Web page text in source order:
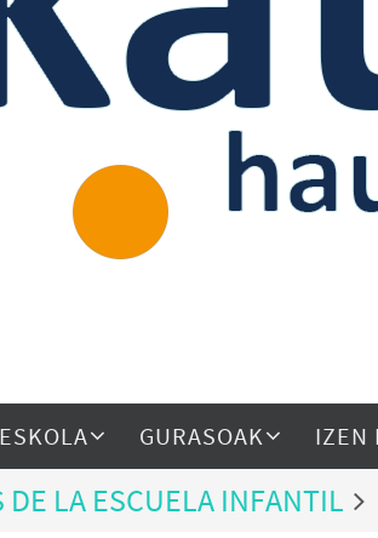
ESKOLA GURASOAK IZEN
DE LA ESCUELA INFANTIL